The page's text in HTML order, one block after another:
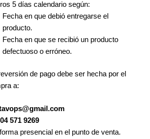
5 días calendario según:
Fecha en que debió entregarse el
producto.
Fecha en que se recibió un producto
defectuoso o erróneo.
de pago debe ser hecha por el
a:
571 9269
presencial en el punto de venta.